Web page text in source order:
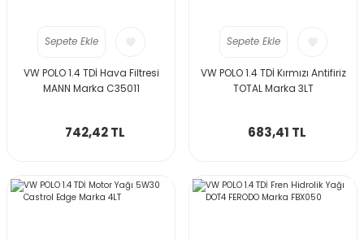
Sepete Ekle
VW POLO 1.4 TDİ Hava Filtresi
MANN Marka C35011
742,42 TL
Sepete Ekle
VW POLO 1.4 TDİ Kırmızı Antifiriz
TOTAL Marka 3LT
683,41 TL